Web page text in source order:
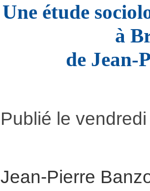
Une étude
à
de Jean-
Publié le
Jean-Pierre